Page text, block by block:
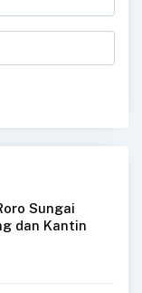
Sungai
dan Kantin